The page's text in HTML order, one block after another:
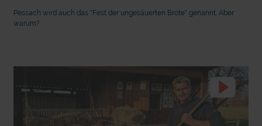
Pessach wird auch das "Fest der ungesäuerten Brote" genannt. Aber
warum?